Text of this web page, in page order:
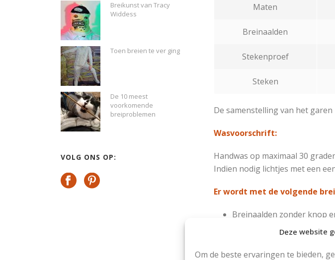
Deze website
Om de beste ervaringen te bieden,
Maten
Breinaalden
Stekenproef
Steken
De samenstelling van het garen
Wasvoorschrift:
Handwas op maximaal 30
Indien nodig lichtjes met een
Er wordt met de volgende
Breinaalden zonder knop
nummer 5,5 (Tricotsteek)
nummer 5 (Boordsteek)
Breikunst van Tracy
Widdess
Toen breien te ver ging
De 10 meest
voorkomende
breiproblemen
VOLG ONS OP: